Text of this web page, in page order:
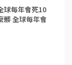
球每年會死10
髒 全球每年會